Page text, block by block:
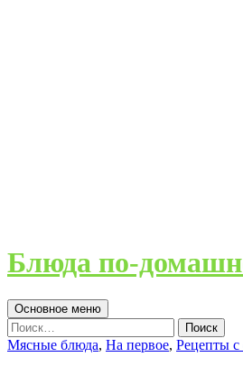
Блюда по-
Поиск
Основное меню Перейти
к
содержимому
Найти:
Мясные блюда, На первое, Рецепты с